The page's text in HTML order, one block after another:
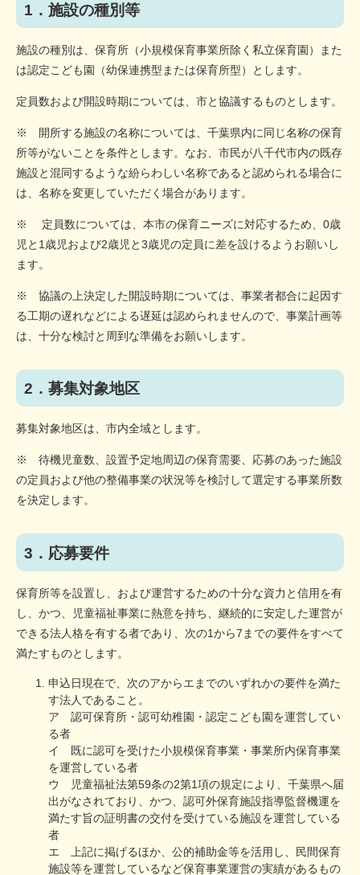
1．施設の種別等
施設の種別は、保育所（小規模保育事業所除く私立保育園）また
は認定こども園（幼保連携型または保育所型）とします。
定員数および開設時期については、市と協議するものとします。
※ 開所する施設の名称については、千葉県内に同じ名称の保育
所等がないことを条件とします。なお、市民が八千代市内の既存
施設と混同するような紛らわしい名称であると認められる場合に
は、名称を変更していただく場合があります。
※ 定員数については、本市の保育ニーズに対応するため、0歳
児と1歳児および2歳児と3歳児の定員に差を設けるようお願いし
ます。
※ 協議の上決定した開設時期については、事業者都合に起因す
る工期の遅れなどによる遅延は認められませんので、事業計画等
は、十分な検討と周到な準備をお願いします。
2．募集対象地区
募集対象地区は、市内全域とします。
※ 待機児童数、設置予定地周辺の保育需要、応募のあった施設
の定員および他の整備事業の状況等を検討して選定する事業所数
を決定します。
3．応募要件
保育所等を設置し、および運営するための十分な資力と信用を有
し、かつ、児童福祉事業に熱意を持ち、継続的に安定した運営が
できる法人格を有する者であり、次の1から7までの要件をすべて
満たすものとします。
申込日現在で、次のアからエまでのいずれかの要件を満た
す法人であること。
ア 認可保育所・認可幼稚園・認定こども園を運営してい
る者
イ 既に認可を受けた小規模保育事業・事業所内保育事業
を運営している者
ウ 児童福祉法第59条の2第1項の規定により、千葉県へ届
出がなされており、かつ、認可外保育施設指導監督機運を
満たす旨の証明書の交付を受けている施設を運営している
者
エ 上記に掲げるほか、公的補助金等を活用し、民間保育
施設等を運営しているなど保育事業運営の実績があるもの